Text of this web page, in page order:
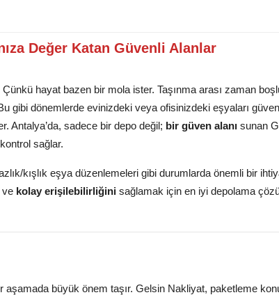
Değer Katan Güvenli Alanlar
hayat bazen bir mola ister. Taşınma arası zaman
gibi dönemlerde evinizdeki veya ofisinizdeki eşyaları
Antalya’da, sadece bir depo değil; bir güven alanı sunan
sağlar.
kışlık eşya düzenlemeleri gibi durumlarda önemli bir
ve kolay erişilebilirliğini sağlamak için en iyi depolama
aşamada büyük önem taşır. Gelsin Nakliyat, paketleme